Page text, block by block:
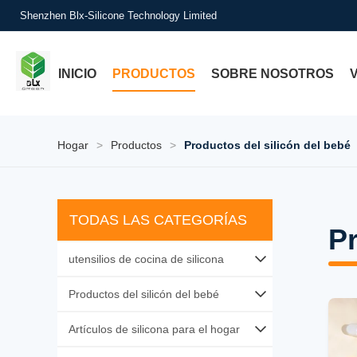
Shenzhen Blx-Silicone Technology Limited
INICIO PRODUCTOS SOBRE NOSOTROS
Hogar > Productos > Productos del silicón del bebé
TODAS LAS CATEGORÍAS
utensilios de cocina de silicona
Herramientas para hornear de silicona
Productos del silicón del bebé
Alimentos para bebés de silicona
Artículos de silicona para el hogar